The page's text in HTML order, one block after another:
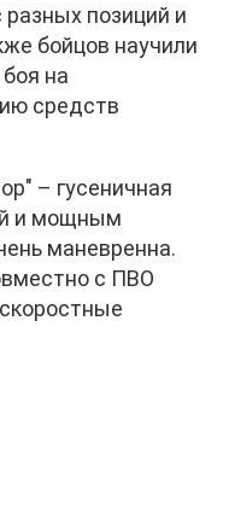
позиций и
бойцов научили
на
средств
– гусеничная
и мощным
маневренна.
с ПВО